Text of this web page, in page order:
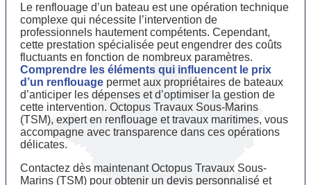
Le renflouage d’un bateau est une opération technique
complexe qui nécessite l’intervention de
professionnels hautement compétents. Cependant,
cette prestation spécialisée peut engendrer des coûts
fluctuants en fonction de nombreux paramètres.
Comprendre les éléments qui influencent le prix
d’un renflouage permet aux propriétaires de bateaux
d’anticiper les dépenses et d’optimiser la gestion de
cette intervention. Octopus Travaux Sous-Marins
(TSM), expert en renflouage et travaux maritimes, vous
accompagne avec transparence dans ces opérations
délicates.
Contactez dès maintenant Octopus Travaux Sous-
Marins (TSM) pour obtenir un devis personnalisé et